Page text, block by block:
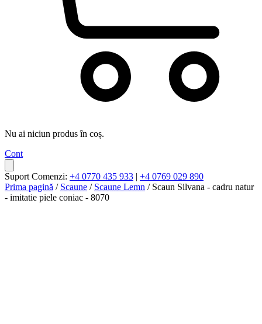
Nu ai niciun produs în coș.
Cont
Suport Comenzi: +4 0770 435 933 | +4 0769 029 890
Prima pagină / Scaune / Scaune Lemn / Scaun Silvana - cadru natur
- imitatie piele coniac - 8070